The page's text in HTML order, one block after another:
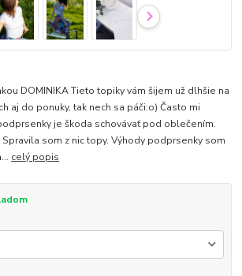
DOMINIKA Tieto topiky vám šijem už dlhšie na
aj do ponuky, tak nech sa páči:o) Často mi
je škoda schovávať pod oblečením.
som z nic topy. Výhody podprsenky som
celý popis